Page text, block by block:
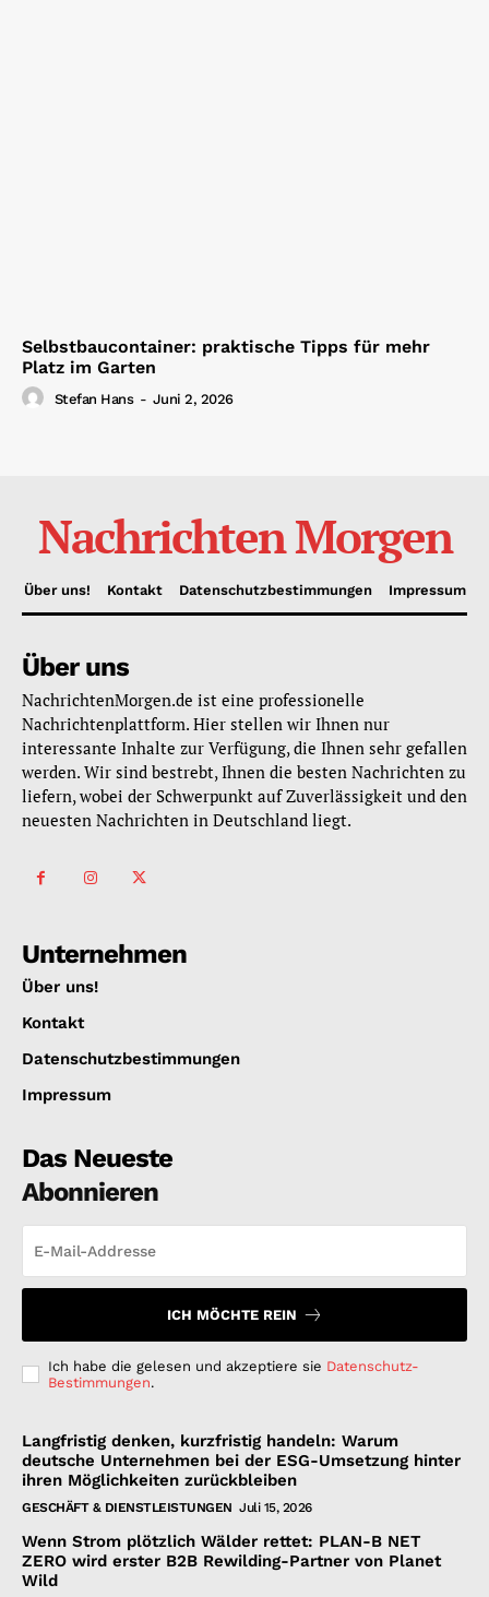
Selbstbaucontainer: praktische Tipps für mehr
Platz im Garten
Stefan Hans - Juni 2, 2026
Nachrichten Morgen
Über uns! Kontakt Datenschutzbestimmungen Impressum
Über uns
NachrichtenMorgen.de ist eine professionelle
Nachrichtenplattform. Hier stellen wir Ihnen nur
interessante Inhalte zur Verfügung, die Ihnen sehr gefallen
werden. Wir sind bestrebt, Ihnen die besten Nachrichten zu
liefern, wobei der Schwerpunkt auf Zuverlässigkeit und den
neuesten Nachrichten in Deutschland liegt.
Unternehmen
Über uns!
Kontakt
Datenschutzbestimmungen
Impressum
Das Neueste
Abonnieren
ICH MÖCHTE REIN
Ich habe die gelesen und akzeptiere sie Datenschutz-
Bestimmungen.
Langfristig denken, kurzfristig handeln: Warum
deutsche Unternehmen bei der ESG-Umsetzung hinter
ihren Möglichkeiten zurückbleiben
GESCHÄFT & DIENSTLEISTUNGEN Juli 15, 2026
Wenn Strom plötzlich Wälder rettet: PLAN-B NET
ZERO wird erster B2B Rewilding-Partner von Planet
Wild